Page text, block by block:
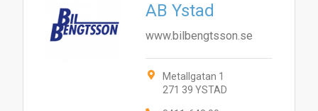
AB Ystad
www.bilbengtsson.se
Metallgatan 1
271 39 YSTAD